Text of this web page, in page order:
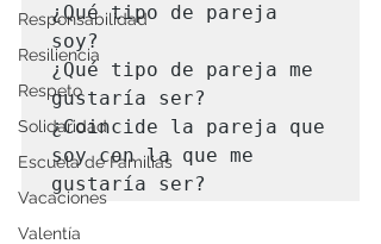
Responsabilidad
Resiliencia
Respeto
Solidaridad
Escuela de Familias
Vacaciones
Valentía
¿Qué tipo de pareja
soy?
¿Qué tipo de pareja me
gustaría ser?
¿Coincide la pareja que
soy con la que me